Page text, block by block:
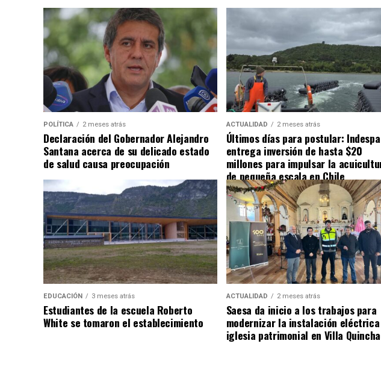
POLÍTICA 2 meses atrás
Declaración del Gobernador Alejandro
Santana acerca de su delicado estado
de salud causa preocupación
ACTUALIDAD 2 meses atrás
Últimos días para postular: Indespa
entrega inversión de hasta $20
millones para impulsar la
de pequeña escala en Chile
EDUCACIÓN 3 meses atrás
Estudiantes de la escuela Roberto
White se tomaron el establecimiento
ACTUALIDAD 2 meses atrás
Saesa da inicio a los trabajos para
modernizar la instalación
iglesia patrimonial en Villa